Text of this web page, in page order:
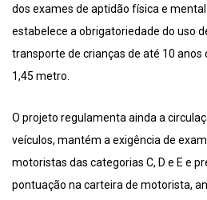
dos exames de aptidão física e
estabelece a obrigatoriedade do uso
transporte de crianças de até 10 anos
1,45 metro.
O projeto regulamenta ainda a
veículos, mantém a exigência de
motoristas das categorias C, D e E e
pontuação na carteira de motorista,